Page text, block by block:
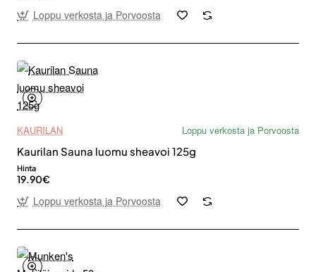
Loppu verkosta ja Porvoosta
KAURILAN
Loppu verkosta ja Porvoosta
Kaurilan Sauna luomu sheavoi 125g
Hinta
19.90€
Loppu verkosta ja Porvoosta